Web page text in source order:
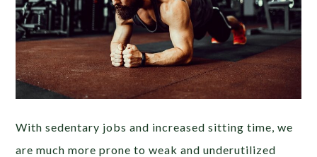
With sedentary jobs and increased sitting time, we
are much more prone to weak and underutilized